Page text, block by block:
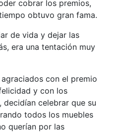
cobrar los premios,
obtuvo gran fama.
de vida y dejar las
era una tentación muy
con el premio
y con los
celebrar que su
todos los muebles
querían por las